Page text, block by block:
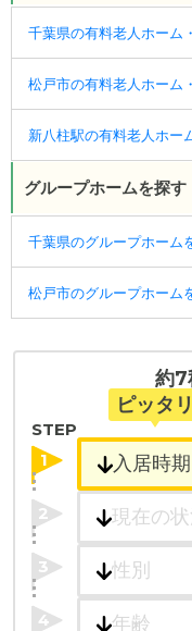
ケアスル 介護では
す。詳しくはこちら
◎ケアスル 介護の
ポート
入居相談：
受付時間：10：
・全国10000件の
幅広い選択肢の中
ことができます。
たとえば「カラ
「夫婦入居可」の
医療・看護体制か
千葉県の有料老人ホーム
松戸市の有料老人ホーム
新八柱駅の有料老人ホー
グループホームを探す
千葉県のグループホーム
松戸市のグループホーム
約7
ピッタリ
STEP
1
2
3
4